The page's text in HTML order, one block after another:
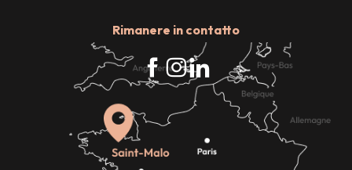
Rimanere in contatto